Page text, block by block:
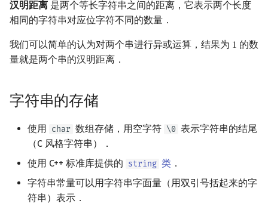
汉明距离 是两个等长字符串之间的距离，它表示两个长度
相同的字符串对应位字符不同的数量．
我们可以简单的认为对两个串进行异或运算，结果为 1
1 的数
量就是两个串的汉明距离．
字符串的存储
使用 char 数组存储，用空字符 \0 表示字符串的结尾
（C 风格字符串）．
使用 C++ 标准库提供的 string 类 ．
字符串常量可以用字符串字面量（用双引号括起来的字
符串）表示．